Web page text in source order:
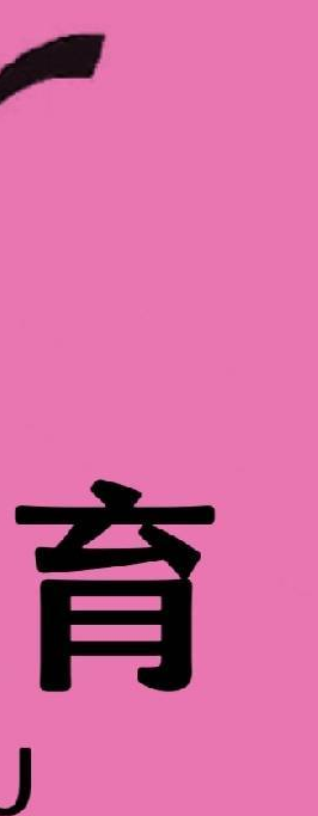
美业课程安
可掌握基础技能，3-6个月能达
天、60天及超过60天的进阶课
为中心的教学理念。曼亚美业
月，多数时间要处理杂活。专